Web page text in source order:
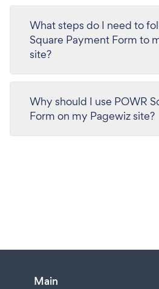
What steps do I need to
Square Payment Form to
site?
Why should I use POWR
Form on my Pagewiz site?
Main